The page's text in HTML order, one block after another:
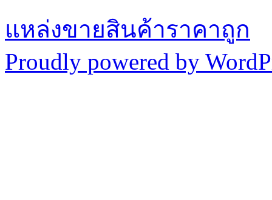
แหล่งขายสินค้าราคาถูก
Proudly powered by